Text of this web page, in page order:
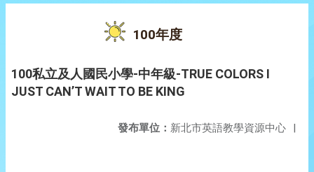
100年度
100私立及人國民小學-中年級-TRUE COLORS I
JUST CAN’T WAIT TO BE KING
發布單位： 新北市英語教學資源中心 |